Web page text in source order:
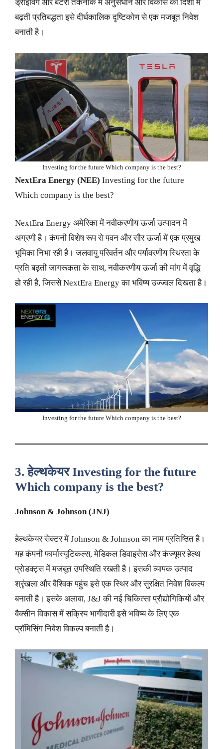
ड्राइविंग और बैटरी तकनीक में अनुसंधान और विकास की दिशा में
बढ़ती प्रतिबद्धता इसे दीर्घकालिक दृष्टिकोण से एक मजबूत निवेश
बनाती है।
Investing for the future Which company is the best?
NextEra Energy (NEE) Investing for the future
Which company is the best?
NextEra Energy अमेरिका में नवीकरणीय ऊर्जा उत्पादन में
अग्रणी है। कंपनी विशेष रूप से पवन और सौर ऊर्जा में एक प्रमुख
भूमिका निभा रही है। जलवायु परिवर्तन और पर्यावरणीय स्थिरता के
प्रति बढ़ती जागरूकता के साथ, नवीकरणीय ऊर्जा की मांग में वृद्धि
हो रही है, जिससे NextEra Energy का भविष्य उज्ज्वल दिखता है।
Investing for the future Which company is the best?
3. हेल्थकेयरInvesting for the future
Which company is the best?
Johnson & Johnson (JNJ)
हेल्थकेयर सेक्टर में Johnson & Johnson का नाम प्रतिष्ठित है।
यह कंपनी फार्मास्यूटिकल्स, मेडिकल डिवाइसेस और कंज्यूमर हेल्थ
प्रोडक्ट्स में मजबूत उपस्थिति रखती है। इसकी व्यापक उत्पाद
श्रृंखला और वैश्विक पहुंच इसे एक स्थिर और सुरक्षित निवेश विकल्प
बनाती है। इसके अलावा, J&J की नई चिकित्सा प्रौद्योगिकियों और
वैक्सीन विकास में सक्रिय भागीदारी इसे भविष्य के लिए एक
प्रॉमिसिंग निवेश विकल्प बनाती है।